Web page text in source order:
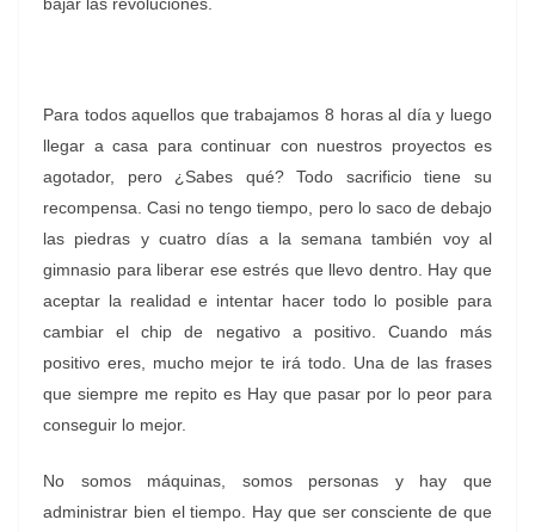
Para todos aquellos que trabajamos 8 horas al día y luego
llegar a casa para continuar con nuestros proyectos es
agotador, pero ¿Sabes qué? Todo sacrificio tiene su
recompensa. Casi no tengo tiempo, pero lo saco de debajo
las piedras y cuatro días a la semana también voy al
gimnasio para liberar ese estrés que llevo dentro. Hay que
aceptar la realidad e intentar hacer todo lo posible para
cambiar el chip de negativo a positivo. Cuando más
positivo eres, mucho mejor te irá todo. Una de las frases
que siempre me repito es Hay que pasar por lo peor para
conseguir lo mejor.
No somos máquinas, somos personas y hay que
administrar bien el tiempo. Hay que ser consciente de que